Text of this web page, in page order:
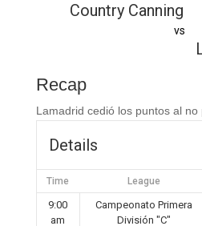
Country Canning
vs
Recap
Lamadrid cedió los puntos al no
Details
Time League
9:00
am
Campeonato Primera
División "C"